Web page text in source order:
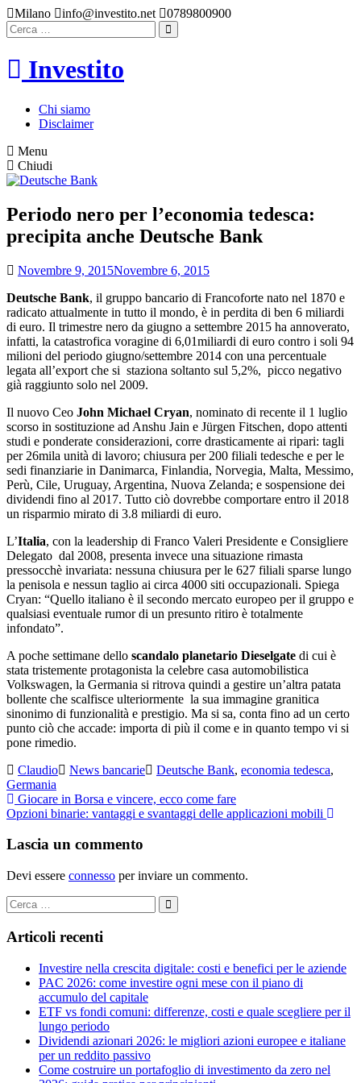
Vai
al
contenuto
Milano info@investito.net
0789800900
Ricerca
per:
Investito
Chi siamo
Disclaimer
Menu
Chiudi
Periodo nero per l’economia tedesca:
precipita anche Deutsche Bank
Novembre 9, 2015Novembre 6, 2015
Deutsche Bank, il gruppo bancario di Francoforte nato nel 1870 e
radicato attualmente in tutto il mondo, è in perdita di ben 6 miliardi
di euro. Il trimestre nero da giugno a settembre 2015 ha annoverato,
infatti, la catastrofica voragine di 6,01miliardi di euro contro i soli 94
milioni del periodo giugno/settembre 2014 con una percentuale
legata all’export che si staziona soltanto sul 5,2%, picco negativo
già raggiunto solo nel 2009.
Il nuovo Ceo John Michael Cryan, nominato di recente il 1 luglio
scorso in sostituzione ad Anshu Jain e Jürgen Fitschen, dopo attenti
studi e ponderate considerazioni, corre drasticamente ai ripari: tagli
per 26mila unità di lavoro; chiusura per 200 filiali tedesche e per le
sedi finanziarie in Danimarca, Finlandia, Norvegia, Malta, Messimo,
Perù, Cile, Uruguay, Argentina, Nuova Zelanda; e sospensione dei
dividendi fino al 2017. Tutto ciò dovrebbe comportare entro il 2018
un risparmio mirato di 3.8 miliardi di euro.
L’Italia, con la leadership di Franco Valeri Presidente e Consigliere
Delegato dal 2008, presenta invece una situazione rimasta
pressocchè invariata: nessuna chiusura per le 627 filiali sparse lungo
la penisola e nessun taglio ai circa 4000 siti occupazionali. Spiega
Cryan: “Quello italiano è il secondo mercato europeo per il gruppo e
qualsiasi eventuale rumor di un presunto ritiro è totalmente
infondato”.
A poche settimane dello scandalo planetario Dieselgate di cui è
stata tristemente protagonista la celebre casa automobilistica
Volkswagen, la Germania si ritrova quindi a gestire un’altra patata
bollente che scalfisce ulteriormente la sua immagine granitica
sinonimo di funzionalità e prestigio. Ma si sa, conta fino ad un certo
punto ciò che accade: importa di più il come e in quanto tempo vi si
pone rimedio.
Claudio
News bancarie Deutsche Bank, economia tedesca,
Germania
Giocare in Borsa e vincere, ecco come fare
Opzioni binarie: vantaggi e svantaggi delle applicazioni mobili
Lascia un commento
Devi essere connesso per inviare un commento.
Ricerca
per:
Articoli recenti
Investire nella crescita digitale: costi e benefici per le aziende
PAC 2026: come investire ogni mese con il piano di
accumulo del capitale
ETF vs fondi comuni: differenze, costi e quale scegliere per il
lungo periodo
Dividendi azionari 2026: le migliori azioni europee e italiane
per un reddito passivo
Come costruire un portafoglio di investimento da zero nel